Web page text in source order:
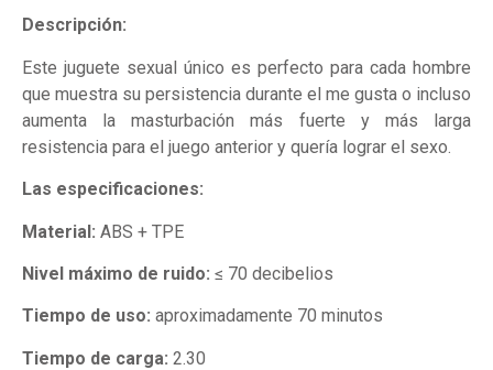
Descripción:
Este juguete sexual único es perfecto para cada hombre
que muestra su persistencia durante el me gusta o incluso
aumenta la masturbación más fuerte y más larga
resistencia para el juego anterior y quería lograr el sexo.
Las especificaciones:
Material: ABS + TPE
Nivel máximo de ruido: ≤ 70 decibelios
Tiempo de uso: aproximadamente 70 minutos
Tiempo de carga: 2.30